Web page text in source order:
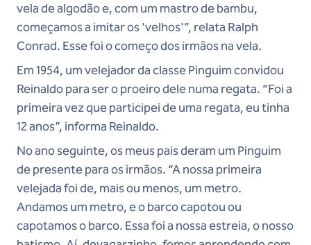
vela de algodão e, com um mastro de bambu,
começamos a imitar os 'velhos'”, relata Ralph
Conrad. Esse foi o começo dos irmãos na vela.
Em 1954, um velejador da classe Pinguim convidou
Reinaldo para ser o proeiro dele numa regata. “Foi a
primeira vez que participei de uma regata, eu tinha
12 anos”, informa Reinaldo.
No ano seguinte, os meus pais deram um Pinguim
de presente para os irmãos. “A nossa primeira
velejada foi de, mais ou menos, um metro.
Andamos um metro, e o barco capotou ou
capotamos o barco. Essa foi a nossa estreia, o nosso